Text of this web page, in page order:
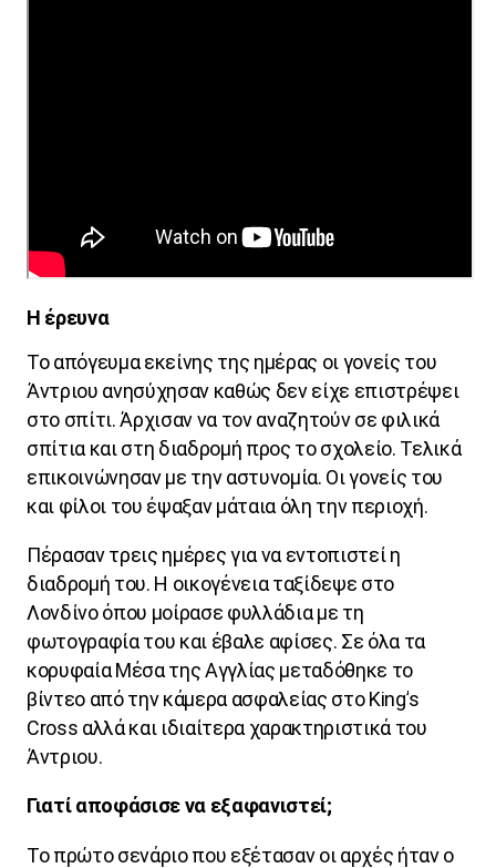
Η έρευνα
Το απόγευμα εκείνης της ημέρας οι γονείς του
Άντριου ανησύχησαν καθώς δεν είχε επιστρέψει
στο σπίτι. Άρχισαν να τον αναζητούν σε φιλικά
σπίτια και στη διαδρομή προς το σχολείο. Τελικά
επικοινώνησαν με την αστυνομία. Οι γονείς του
και φίλοι του έψαξαν μάταια όλη την περιοχή.
Πέρασαν τρεις ημέρες για να εντοπιστεί η
διαδρομή του. Η οικογένεια ταξίδεψε στο
Λονδίνο όπου μοίρασε φυλλάδια με τη
φωτογραφία του και έβαλε αφίσες. Σε όλα τα
κορυφαία Μέσα της Αγγλίας μεταδόθηκε το
βίντεο από την κάμερα ασφαλείας στοKing’s
Cross αλλά και ιδιαίτερα χαρακτηριστικά του
Άντριου.
Γιατί αποφάσισε να εξαφανιστεί;
Το πρώτο σενάριο που εξέτασαν οι αρχές ήταν ο